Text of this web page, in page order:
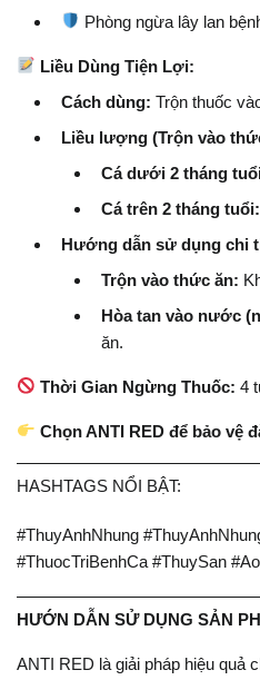
Phòng ngừa lây lan
Liều Dùng Tiện Lợi:
Cách dùng: Trộn thuốc
Liều lượng (Trộn vào
Cá dưới 2 tháng
Cá trên 2 tháng tuổi:
Hướng dẫn sử dụng chi
Trộn vào thức ăn:
Hòa tan vào nước
ăn.
Thời Gian Ngừng Thuốc: 4
Chọn ANTI RED để bảo vệ
HASHTAGS NỔI BẬT:
#ThuyAnhNhung
#ThuocTriBenhCa #ThuySan
HƯỚN DẪN SỬ DỤNG SẢN
ANTI RED là giải pháp hiệu quả